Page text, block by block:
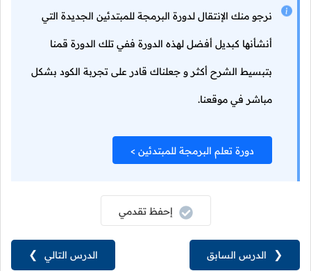
نرجو منك الإنتقال لدورة البرمجة للمبتدئين الجديدة التي
أنشأنها كبديل أفضل لهذه الدورة ففي تلك الدورة قمنا
بتبسيط الشرح أكثر و جعلناك قادر على تجربة الكود بشكل
مباشر في موقعنا.
دورة تعلم البرمجة للمبتدئين >
الدرس التالي ❯
إحفظ تقدمي
❮ الدرس السابق